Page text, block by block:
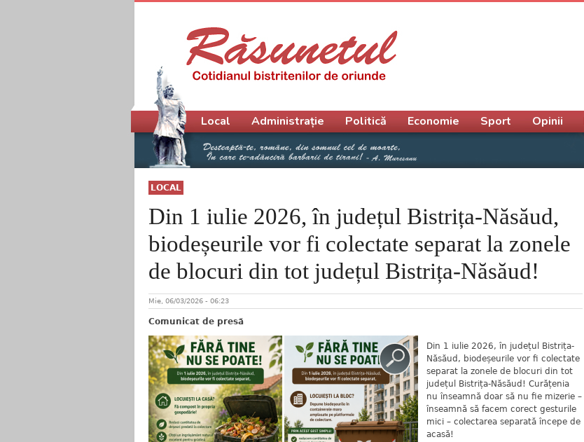
LOCAL
Din 1 iulie 2026, în județul Bistrița-Năsăud,
biodeșeurile vor fi colectate separat la zonele
de blocuri din tot județul Bistrița-Năsăud!
Mie, 06/03/2026 - 06:23
Comunicat de presă
Din 1 iulie 2026, în județul Bistrița-
Năsăud, biodeșeurile vor fi colectate
separat la zonele de blocuri din tot
județul Bistrița-Năsăud! Curățenia
nu înseamnă doar să nu fie mizerie –
înseamnă să facem corect gesturile
mici – colectarea separată începe de
acasă!
Meniu principal
Local Administrație Politică Economie Sport Opinii